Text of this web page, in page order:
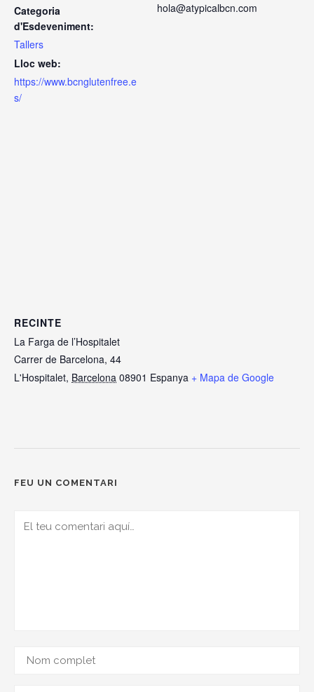
Categoria
d'Esdeveniment:
Tallers
Lloc web:
https://www.bcnglutenfree.e
s/
hola@atypicalbcn.com
RECINTE
La Farga de l’Hospitalet
Carrer de Barcelona, 44
L'Hospitalet, Barcelona 08901 Espanya + Mapa de Google
FEU UN COMENTARI